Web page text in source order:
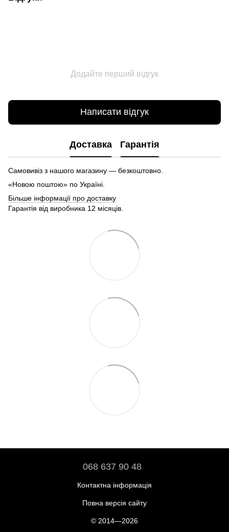
Додайте перший відгук
Написати відгук
Доставка Гарантія
Самовивіз з нашого магазину — безкоштовно.
«Новою поштою» по Україні.
Більше інформації про доставку
Гарантія від виробника 12 місяців.
068 637 90 48
Контактна інформація
Повна версія сайту
© 2014—2026